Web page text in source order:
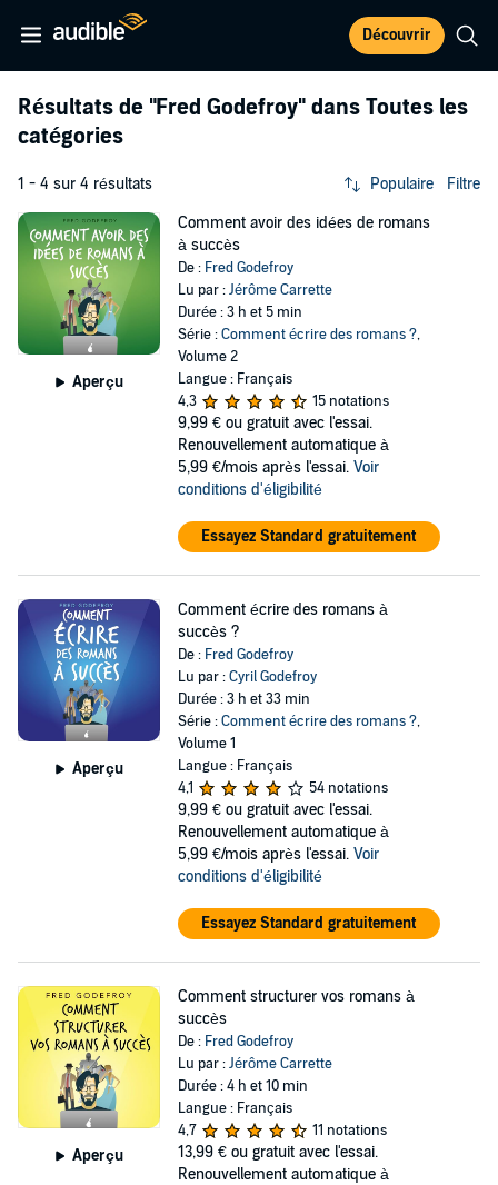
Découvrir
Résultats de "Fred Godefroy" dans Toutes les
catégories
1 - 4 sur 4 résultats Populaire Filtre
Aperçu
Comment avoir des idées de romans
à succès
De : Fred Godefroy
Lu par :Jérôme Carrette
Durée : 3 h et 5 min
Série :Comment écrire des romans ?,
Volume 2
Langue : Français
4,3
15 notations
9,99 € ou gratuit avec l'essai.
Renouvellement automatique à
5,99 €/mois après l'essai. Voir
conditions d'éligibilité
Essayez Standard gratuitement
Aperçu
Comment écrire des romans à
succès ?
De : Fred Godefroy
Lu par :Cyril Godefroy
Durée : 3 h et 33 min
Série :Comment écrire des romans ?,
Volume 1
Langue : Français
4,1
54 notations
9,99 € ou gratuit avec l'essai.
Renouvellement automatique à
5,99 €/mois après l'essai. Voir
conditions d'éligibilité
Essayez Standard gratuitement
Aperçu
Comment structurer vos romans à
succès
De : Fred Godefroy
Lu par :Jérôme Carrette
Durée : 4 h et 10 min
Langue : Français
4,7
11 notations
13,99 € ou gratuit avec l'essai.
Renouvellement automatique à